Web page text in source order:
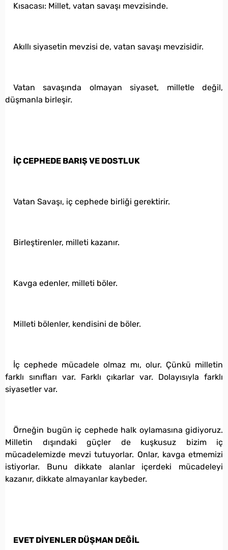
Kısacası: Millet, vatan savaşı mevzisinde.
Akıllı siyasetin mevzisi de, vatan savaşı mevzisidir.
Vatan savaşında olmayan siyaset, milletle değil,
düşmanla birleşir.
İÇ CEPHEDE BARIŞ VE DOSTLUK
Vatan Savaşı, iç cephede birliği gerektirir.
Birleştirenler, milleti kazanır.
Kavga edenler, milleti böler.
Milleti bölenler, kendisini de böler.
İç cephede mücadele olmaz mı, olur. Çünkü milletin
farklı sınıfları var. Farklı çıkarlar var. Dolayısıyla farklı
siyasetler var.
Örneğin bugün iç cephede halk oylamasına gidiyoruz.
Milletin dışındaki güçler de kuşkusuz bizim iç
mücadelemizde mevzi tutuyorlar. Onlar, kavga etmemizi
istiyorlar. Bunu dikkate alanlar içerdeki mücadeleyi
kazanır, dikkate almayanlar kaybeder.
EVET DİYENLER DÜŞMAN DEĞİL